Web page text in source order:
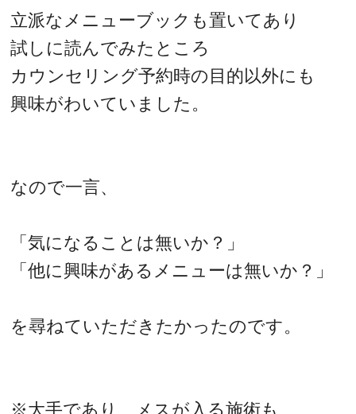
立派なメニューブックも置いてあり
試しに読んでみたところ
カウンセリング予約時の目的以外にも
興味がわいていました。
なので一言、
「気になることは無いか？」
「他に興味があるメニューは無いか？」
を尋ねていただきたかったのです。
※大手であり、メスが入る施術も